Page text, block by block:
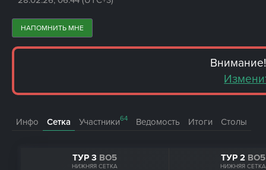
НАПОМНИТЬ МНЕ
Инфо Сетка Участники64 Ведомость Итоги Столы
ТУР 3 BO5
НИЖНЯЯ СЕТКА
ТУР 2 BO5
НИЖНЯЯ СЕТКА